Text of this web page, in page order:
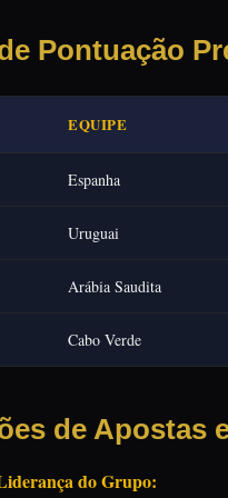
Pontuação
EQUIPE
Espanha
Uruguai
Arábia Saudita
Cabo Verde
de Apostas
do Grupo: